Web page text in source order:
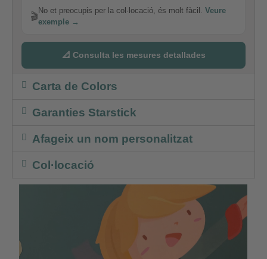
🎬
No et preocupis per la col·locació, és molt fàcil. Veure
exemple →
📐 Consulta les mesures detallades
Carta de Colors
Garanties Starstick
Afageix un nom personalitzat
Col·locació